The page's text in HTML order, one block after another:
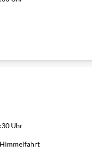
Uhr